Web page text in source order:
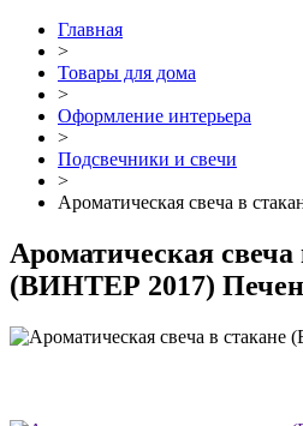
Главная
>
Товары для дома
>
Оформление интерьера
>
Подсвечники и свечи
>
Ароматическая свеча в
Ароматическая свеча
(ВИНТЕР 2017)